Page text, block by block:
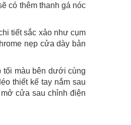
có thêm thanh gá nóc
tiết sắc xảo như cụm
nẹp cửa dày bản
tối màu bên dưới cùng
thiết kế tay nắm sau
cửa sau chỉnh điện